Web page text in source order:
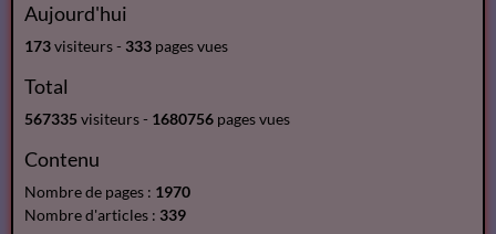
Aujourd'hui
173visiteurs - 333 pages vues
Total
567335visiteurs - 1680756 pages vues
Contenu
Nombre de pages : 1970
Nombre d'articles : 339